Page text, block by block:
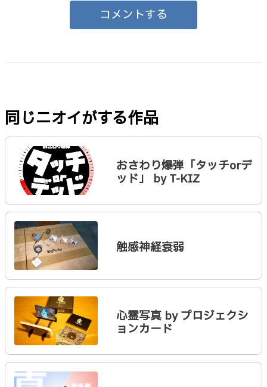
コメントする
同じニオイがする作品
おさわり爆弾「タッチorデ
ッド」 by T-KIZ
触感神経衰弱
心霊写真 by プロジェクシ
ョンカード